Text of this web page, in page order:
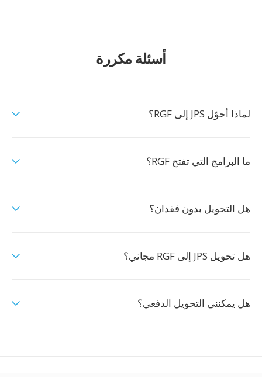
أسئلة مكررة
لماذا أحوّل JPS إلى RGF؟
ما البرامج التي تفتح RGF؟
هل التحويل بدون فقدان؟
هل تحويل JPS إلى RGF مجاني؟
هل يمكنني التحويل الدفعي؟